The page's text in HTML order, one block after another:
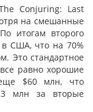
Conjuring: Last
на смешанные
итогам второго
США, что на 70%
Это стандартное
равно хорошие
$60 млн, что
млн за вторые